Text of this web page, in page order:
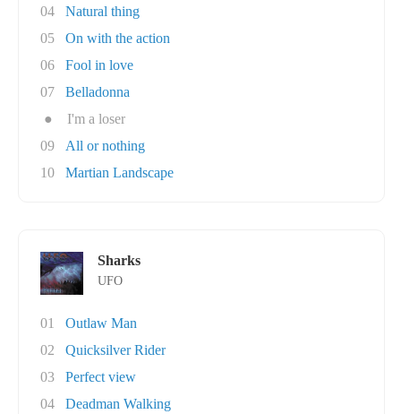
04
Natural thing
05
On with the action
06
Fool in love
07
Belladonna
●
I'm a loser
09
All or nothing
10
Martian Landscape
Sharks
UFO
01
Outlaw Man
02
Quicksilver Rider
03
Perfect view
04
Deadman Walking